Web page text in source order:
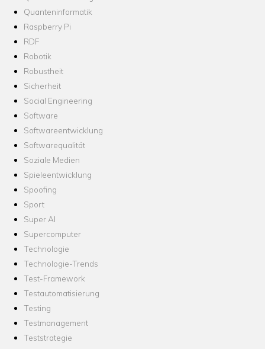
Quanteninformatik
Raspberry Pi
RDF
Robotik
Robustheit
Sicherheit
Social Engineering
Software
Softwareentwicklung
Softwarequalität
Soziale Medien
Spieleentwicklung
Spoofing
Sport
Super AI
Supercomputer
Technologie
Technologie-Trends
Test-Framework
Testautomatisierung
Testing
Testmanagement
Teststrategie